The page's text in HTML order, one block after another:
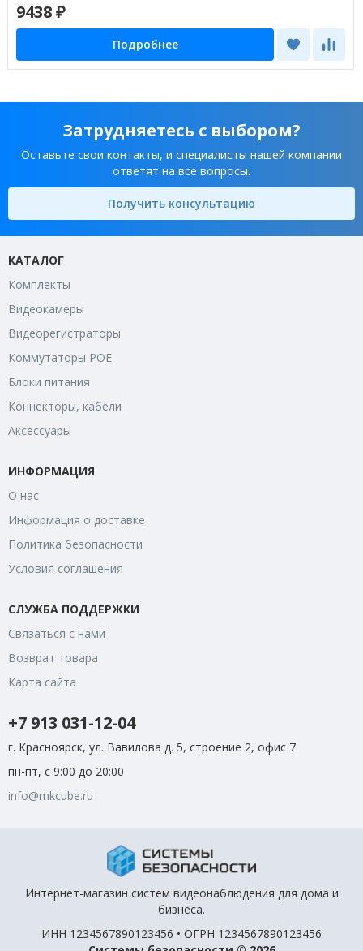
9438 ₽
Подробнее
Затрудняетесь с выбором?
Оставьте свои контакты, и специалисты нашей компании
ответят на все вопросы.
Получить консультацию
КАТАЛОГ
Комплекты
Видеокамеры
Видеорегистраторы
Коммутаторы POE
Блоки питания
Коннекторы, кабели
Аксессуары
ИНФОРМАЦИЯ
О нас
Информация о доставке
Политика безопасности
Условия соглашения
СЛУЖБА ПОДДЕРЖКИ
Связаться с нами
Возврат товара
Карта сайта
+7 913 031-12-04
г. Красноярск, ул. Вавилова д. 5, строение 2, офис 7
пн-пт, с 9:00 до 20:00
info@mkcube.ru
Интернет-магазин систем видеонаблюдения для дома и
бизнеса.
ИНН 1234567890123456 • ОГРН 1234567890123456